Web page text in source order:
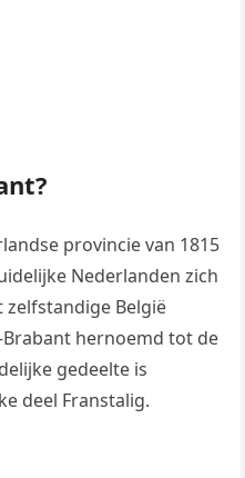
provincie van 1815
Nederlanden zich
zelfstandige België
hernoemd tot de
gedeelte is
deel Franstalig.